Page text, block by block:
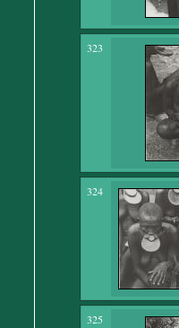
323
324
325